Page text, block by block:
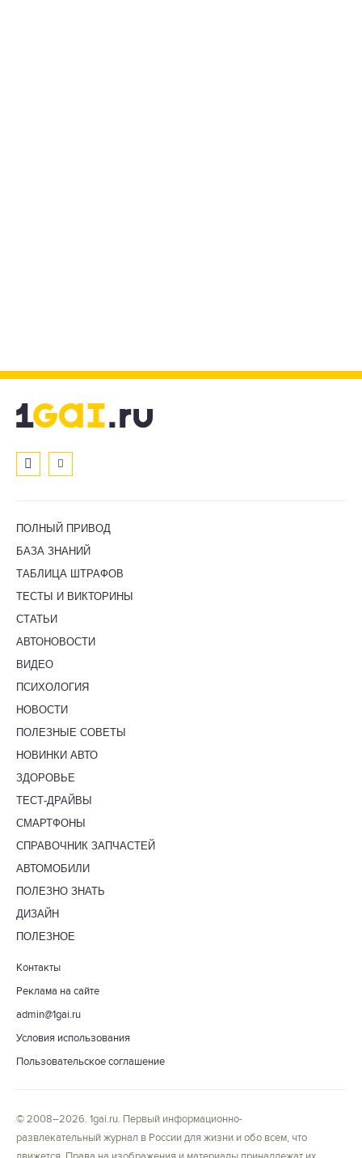
ПОЛНЫЙ ПРИВОД
БАЗА ЗНАНИЙ
ТАБЛИЦА ШТРАФОВ
ТЕСТЫ И ВИКТОРИНЫ
СТАТЬИ
АВТОНОВОСТИ
ВИДЕО
ПСИХОЛОГИЯ
НОВОСТИ
ПОЛЕЗНЫЕ СОВЕТЫ
НОВИНКИ АВТО
ЗДОРОВЬЕ
ТЕСТ-ДРАЙВЫ
СМАРТФОНЫ
СПРАВОЧНИК ЗАПЧАСТЕЙ
АВТОМОБИЛИ
ПОЛЕЗНО ЗНАТЬ
ДИЗАЙН
ПОЛЕЗНОЕ
Контакты
Реклама на сайте
admin@1gai.ru
Условия использования
Пользовательское соглашение
© 2008–2026. 1gai.ru. Первый информационно-
развлекательный журнал в России для жизни и обо всем, что